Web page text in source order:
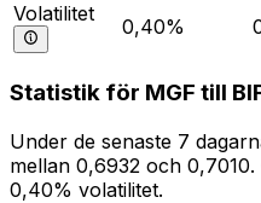
Volatilitet
0,40%
Statistik för MGF till
Under de senaste 7
mellan 0,6932 och
0,40% volatilitet.